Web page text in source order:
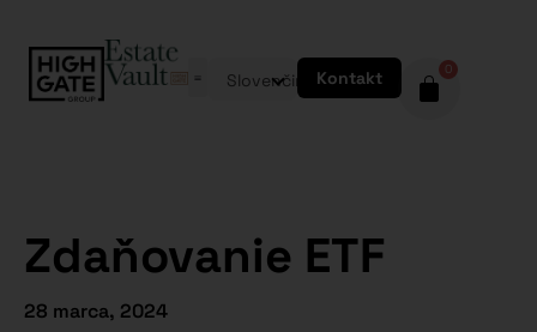
Slovenčina Kontakt 0
Zdaňovanie ETF
28 marca, 2024